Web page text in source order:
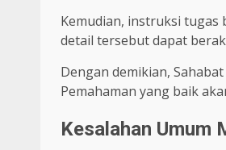
Kemudian, instruksi tugas
detail tersebut dapat
Dengan demikian,
Pemahaman yang baik
Kesalahan Umum